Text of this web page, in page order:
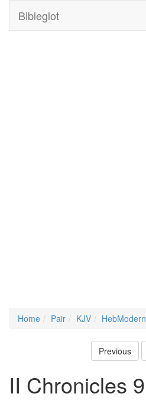
Bibleglot
Home Pair KJV HebModern
Previous
II Chronicles 9